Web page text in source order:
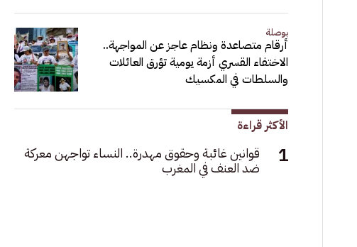
بوصلة
أرقام متصاعدة ونظام عاجز عن المواجهة..
الاختفاء القسري أزمة يومية تؤرق العائلات
والسلطات في المكسيك
الأكثر قراءة
قوانين غائبة وحقوق مهدرة.. النساء تواجهن معركة
ضد العنف في المغرب